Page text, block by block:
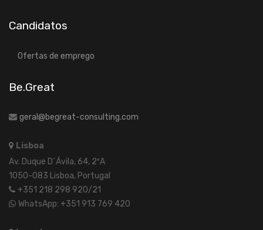
Candidatos
Ofertas de emprego
Be.Great
geral@begreat-consulting.com
Lisboa
Av. Duque D´Ávila, 64, 2ºA
1050-083 Lisboa, Portugal
+351 218 298 920/21
WhatsApp: +351 913 769 420